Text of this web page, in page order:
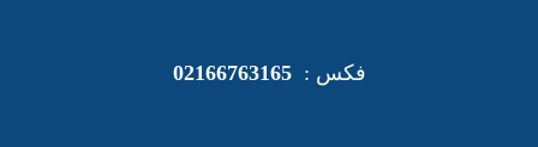
فکس :02166763165